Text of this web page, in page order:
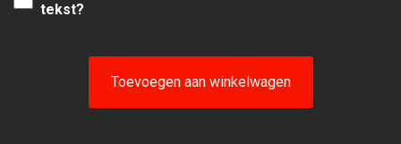
tekst?
Toevoegen aan winkelwagen